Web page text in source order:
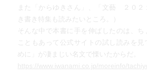
また「からゆきさん」、「文藝 ２０２
き書き特集も読みたいところ。）
そんな中で本書に手を伸ばしたのは、ち
こともあって公式サイトの試し読みを見
めに」が凄まじい名文で慄いたからだ。